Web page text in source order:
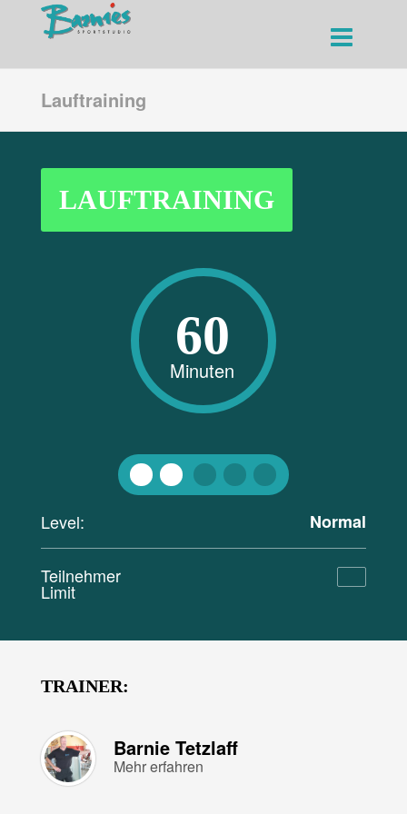
Lauftraining
LAUFTRAINING
60
Minuten
Level: Normal
Teilnehmer
Limit
TRAINER:
Barnie Tetzlaff
Mehr erfahren